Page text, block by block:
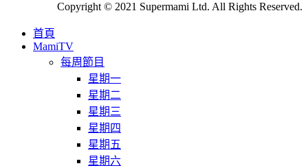
Copyright © 2021 Supermami Ltd. All Rights Reserved.
首頁
MamiTV
每周節目
星期一
星期二
星期三
星期四
星期五
星期六